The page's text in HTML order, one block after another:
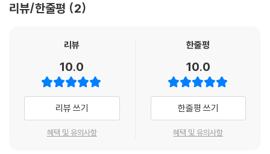
리뷰/한줄평 2
리뷰
10.0
리뷰 쓰기
혜택 및 유의사항
한줄평
10.0
한줄평 쓰기
혜택 및 유의사항